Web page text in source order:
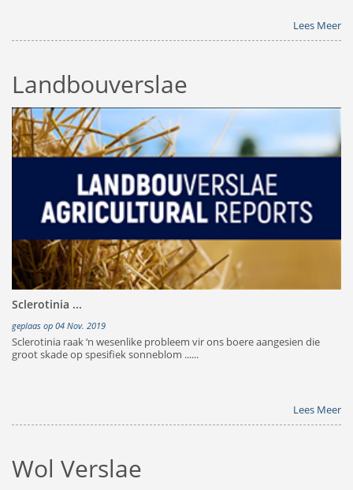
Lees Meer
Landbouverslae
Sclerotinia ...
geplaas op 04 Nov. 2019
Sclerotinia raak ‘n wesenlike probleem vir ons boere aangesien die
groot skade op spesifiek sonneblom ......
Lees Meer
Wol Verslae